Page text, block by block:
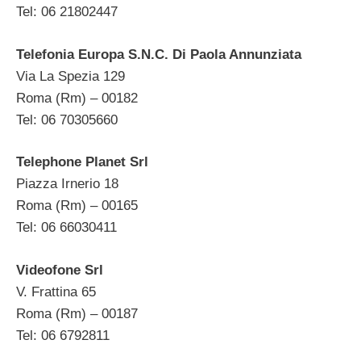
Tel: 06 21802447
Telefonia Europa S.N.C. Di Paola Annunziata
Via La Spezia 129
Roma (Rm) – 00182
Tel: 06 70305660
Telephone Planet Srl
Piazza Irnerio 18
Roma (Rm) – 00165
Tel: 06 66030411
Videofone Srl
V. Frattina 65
Roma (Rm) – 00187
Tel: 06 6792811